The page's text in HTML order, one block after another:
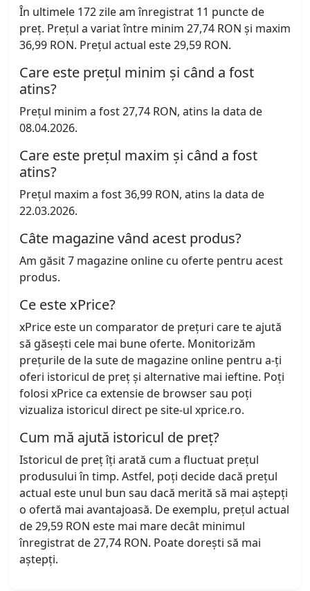
În ultimele 172 zile am înregistrat 11 puncte de
preț. Prețul a variat între minim 27,74 RON și maxim
36,99 RON. Prețul actual este 29,59 RON.
Care este prețul minim și când a fost
atins?
Prețul minim a fost 27,74 RON, atins la data de
08.04.2026.
Care este prețul maxim și când a fost
atins?
Prețul maxim a fost 36,99 RON, atins la data de
22.03.2026.
Câte magazine vând acest produs?
Am găsit 7 magazine online cu oferte pentru acest
produs.
Ce este xPrice?
xPrice este un comparator de prețuri care te ajută
să găsești cele mai bune oferte. Monitorizăm
prețurile de la sute de magazine online pentru a-ți
oferi istoricul de preț și alternative mai ieftine. Poți
folosi xPrice ca extensie de browser sau poți
vizualiza istoricul direct pe site-ul xprice.ro.
Cum mă ajută istoricul de preț?
Istoricul de preț îți arată cum a fluctuat prețul
produsului în timp. Astfel, poți decide dacă prețul
actual este unul bun sau dacă merită să mai aștepți
o ofertă mai avantajoasă. De exemplu, prețul actual
de 29,59 RON este mai mare decât minimul
înregistrat de 27,74 RON. Poate dorești să mai
aștepți.